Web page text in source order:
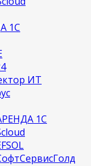
1С
ИТ
1С